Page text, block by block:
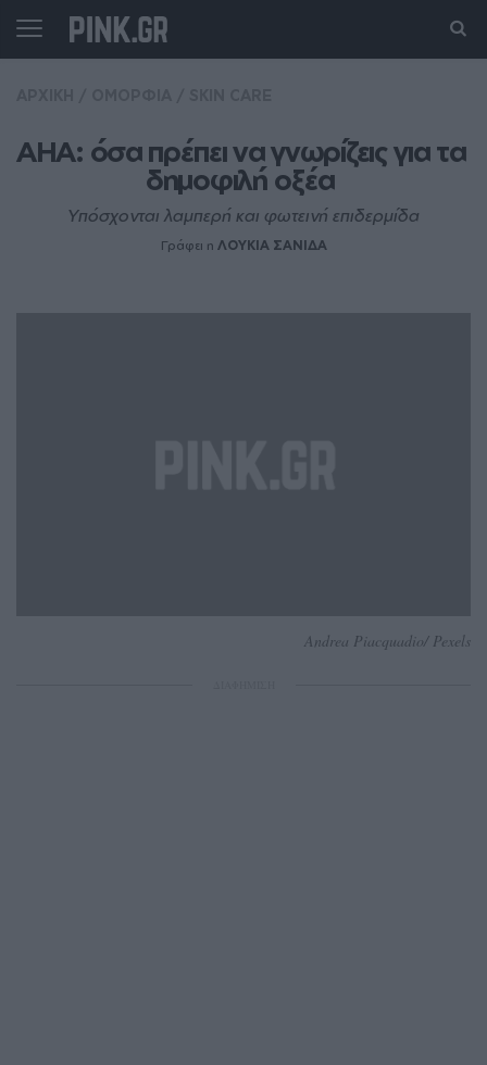
AHA: όσα πρέπει να γνωρίζεις για τα
δημοφιλή οξέα
Υπόσχονται λαμπερή και φωτεινή επιδερμίδα
Γράφει η ΛΟΥΚΙΑ ΣΑΝΙΔΑ
Andrea Piacquadio/ Pexels